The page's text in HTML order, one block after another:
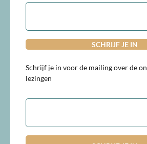
E-
Schrijf je in voor de mailing over de
lezingen
E-